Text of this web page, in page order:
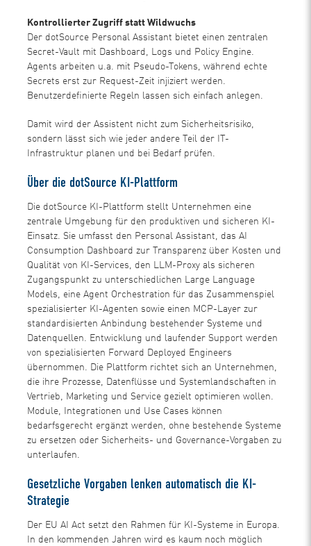
Kontrollierter Zugriff statt Wildwuchs
Der dotSource Personal Assistant bietet einen zentralen
Secret-Vault mit Dashboard, Logs und Policy Engine.
Agents arbeiten u.a. mit Pseudo-Tokens, während echte
Secrets erst zur Request-Zeit injiziert werden.
Benutzerdefinierte Regeln lassen sich einfach anlegen.
Damit wird der Assistent nicht zum Sicherheitsrisiko,
sondern lässt sich wie jeder andere Teil der IT-
Infrastruktur planen und bei Bedarf prüfen.
Über die dotSource KI-Plattform
Die dotSource KI-Plattform stellt Unternehmen eine
zentrale Umgebung für den produktiven und sicheren KI-
Einsatz. Sie umfasst den Personal Assistant, das AI
Consumption Dashboard zur Transparenz über Kosten und
Qualität von KI-Services, den LLM-Proxy als sicheren
Zugangspunkt zu unterschiedlichen Large Language
Models, eine Agent Orchestration für das Zusammenspiel
spezialisierter KI-Agenten sowie einen MCP-Layer zur
standardisierten Anbindung bestehender Systeme und
Datenquellen. Entwicklung und laufender Support werden
von spezialisierten Forward Deployed Engineers
übernommen. Die Plattform richtet sich an Unternehmen,
die ihre Prozesse, Datenflüsse und Systemlandschaften in
Vertrieb, Marketing und Service gezielt optimieren wollen.
Module, Integrationen und Use Cases können
bedarfsgerecht ergänzt werden, ohne bestehende Systeme
zu ersetzen oder Sicherheits- und Governance-Vorgaben zu
unterlaufen.
Gesetzliche Vorgaben lenken automatisch die KI-
Strategie
Der EU AI Act setzt den Rahmen für KI-Systeme in Europa.
In den kommenden Jahren wird es kaum noch möglich